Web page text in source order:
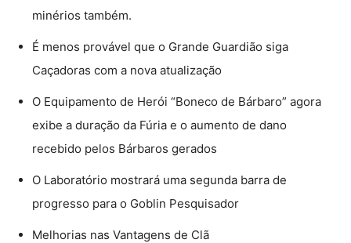
minérios também.
É menos provável que o Grande Guardião siga
Caçadoras com a nova atualização
O Equipamento de Herói “Boneco de Bárbaro” agora
exibe a duração da Fúria e o aumento de dano
recebido pelos Bárbaros gerados
O Laboratório mostrará uma segunda barra de
progresso para o Goblin Pesquisador
Melhorias nas Vantagens de Clã